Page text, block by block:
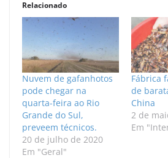
Relacionado
Nuvem de gafanhotos
pode chegar na
quarta-feira ao Rio
Grande do Sul,
preveem técnicos.
20 de julho de 2020
Em "Geral"
Fábrica
de
China
2 de
Em